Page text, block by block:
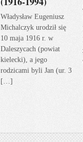
Władysław Eugeniusz
Michalczyk urodził się
10 maja 1916 r. w
Daleszycach (powiat
kielecki), a jego
rodzicami byli Jan (ur. 3
[…]